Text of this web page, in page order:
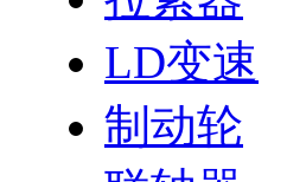
LD变速
制动轮